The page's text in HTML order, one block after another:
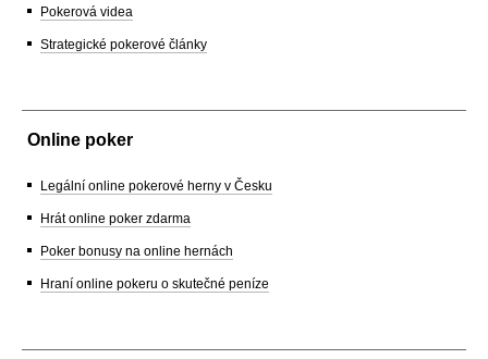
Pokerová videa
Strategické pokerové články
Online poker
Legální online pokerové herny v Česku
Hrát online poker zdarma
Poker bonusy na online hernách
Hraní online pokeru o skutečné peníze